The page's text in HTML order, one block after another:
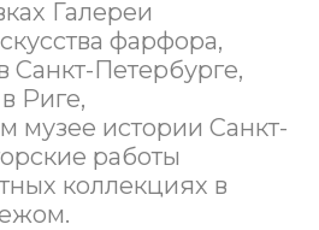
Галереи
фарфора,
Санкт-Петербурге,
Риге,
музее истории Санкт-
работы
коллекциях в